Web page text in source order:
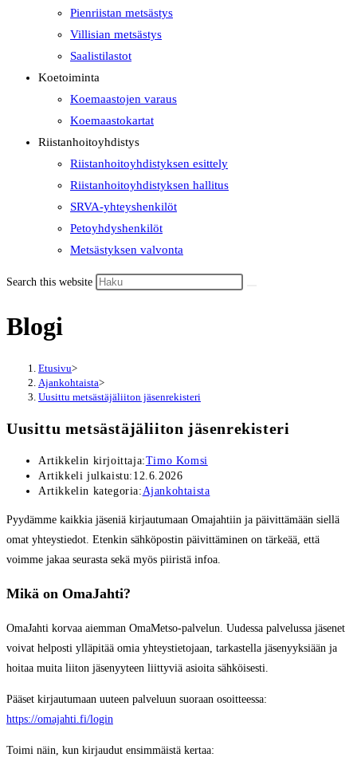
Pienriistan metsästys
Villisian metsästys
Saalistilastot
Koetoiminta
Koemaastojen varaus
Koemaastokartat
Riistanhoitoyhdistys
Riistanhoitoyhdistyksen esittely
Riistanhoitoyhdistyksen hallitus
SRVA-yhteyshenkilöt
Petoyhdyshenkilöt
Metsästyksen valvonta
Search this website
Blogi
Etusivu>
Ajankohtaista>
Uusittu metsästäjäliiton jäsenrekisteri
Uusittu metsästäjäliiton jäsenrekisteri
Artikkelin kirjoittaja:Timo Komsi
Artikkeli julkaistu: 12.6.2026
Artikkelin kategoria:Ajankohtaista
Pyydämme kaikkia jäseniä kirjautumaan Omajahtiin ja päivittämään siellä
omat yhteystiedot. Etenkin sähköpostin päivittäminen on tärkeää, että
voimme jakaa seurasta sekä myös piiristä infoa.
Mikä on OmaJahti?
OmaJahti korvaa aiemman OmaMetso-palvelun. Uudessa palvelussa jäsenet
voivat helposti ylläpitää omia yhteystietojaan, tarkastella jäsenyyksiään ja
hoitaa muita liiton jäsenyyteen liittyviä asioita sähköisesti.
Pääset kirjautumaan uuteen palveluun suoraan osoitteessa:
https://omajahti.fi/login
Toimi näin, kun kirjaudut ensimmäistä kertaa: